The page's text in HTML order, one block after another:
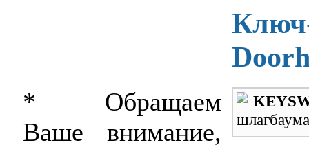
* Обращаем
Ваше внимание,